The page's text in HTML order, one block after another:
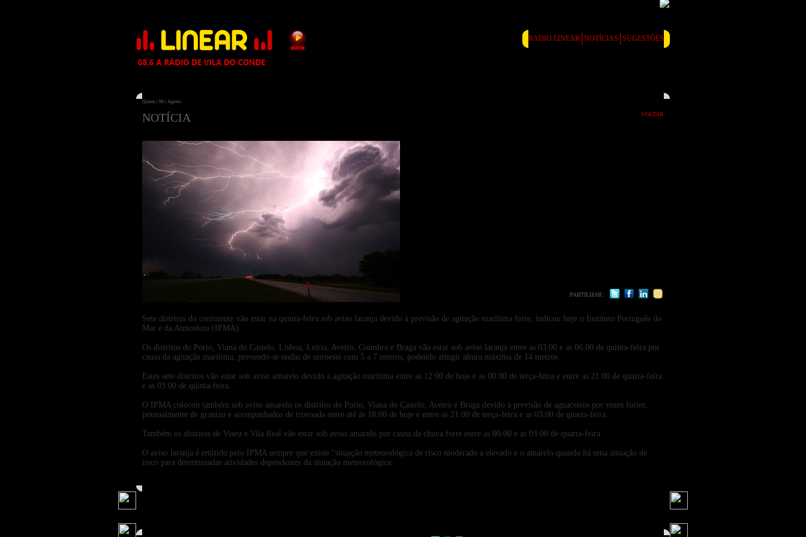
RADIO LINEAR NOTÍCIAS SUGESTÕES
Quinta | 06 | Agosto
NOTÍCIA VOLTAR
PARTILHAR:
Sete distritos do continente vão estar na quinta-feira sob aviso laranja devido à previsão de agitação marítima forte, indicou hoje o Instituto Português do
Mar e da Atmosfera (IPMA).
Os distritos do Porto, Viana do Castelo, Lisboa, Leiria, Aveiro, Coimbra e Braga vão estar sob aviso laranja entre as 03:00 e as 06:00 de quinta-feira por
causa da agitação marítima, prevendo-se ondas de noroeste com 5 a 7 metros, podendo atingir altura máxima de 14 metros.
Estes sete distritos vão estar sob aviso amarelo devido à agitação marítima entre as 12:00 de hoje e as 00:00 de terça-feira e entre as 21:00 de quarta-feira
e as 03:00 de quinta-feira.
O IPMA colocou também sob aviso amarelo os distritos do Porto, Viana do Castelo, Aveiro e Braga devido à previsão de aguaceiros por vezes fortes,
pontualmente de granizo e acompanhados de trovoada entre até às 18:00 de hoje e entre as 21:00 de terça-feira e as 03:00 de quarta-feira.
Também os distritos de Viseu e Vila Real vão estar sob aviso amarelo por causa da chuva forte entre as 00:00 e as 03:00 de quarta-feira.
O aviso laranja é emitido pelo IPMA sempre que existe "situação meteorológica de risco moderado a elevado e o amarelo quando há uma situação de
risco para determinadas atividades dependentes da situação meteorológica.